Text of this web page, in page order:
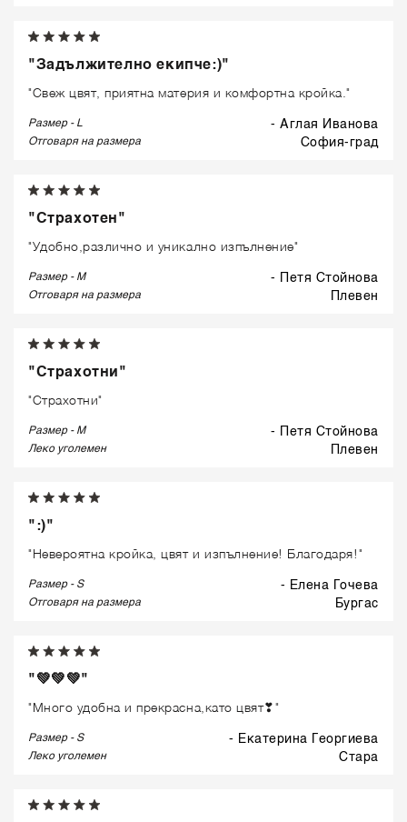
"Задължително екипче:)"
"Свеж цвят, приятна материя и комфортна кройка."
Размер - L - Аглая Иванова
Отговаря на размера софия-град
"Страхотен"
"Удобно,различно и уникално изпълнение"
Размер - M - Петя Стойнова
Отговаря на размера плевен
"Страхотни"
"Страхотни"
Размер - M - Петя Стойнова
Леко уголемен плевен
":)"
"Невероятна кройка, цвят и изпълнение! Благодаря!"
Размер - S - Елена Гочева
Отговаря на размера бургас
"💚💚💚"
"Много удобна и прекрасна,като цвят❣"
Размер - S - Екатерина Георгиева
Леко уголемен стара